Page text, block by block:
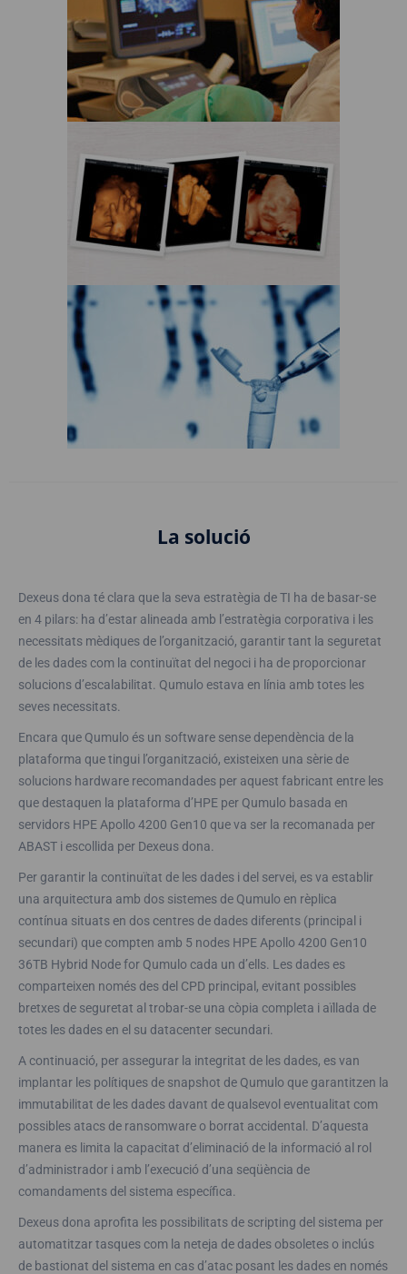
La solució
Dexeus dona té clara que la seva estratègia de TI ha de basar-se
en 4 pilars: ha d’estar alineada amb l’estratègia corporativa i les
necessitats mèdiques de l’organització, garantir tant la seguretat
de les dades com la continuïtat del negoci i ha de proporcionar
solucions d’escalabilitat. Qumulo estava en línia amb totes les
seves necessitats.
Encara que Qumulo és un software sense dependència de la
plataforma que tingui l’organització, existeixen una sèrie de
solucions hardware recomandades per aquest fabricant entre les
que destaquen la plataforma d’HPE per Qumulo basada en
servidors HPE Apollo 4200 Gen10 que va ser la recomanada per
ABAST i escollida per Dexeus dona.
Per garantir la continuïtat de les dades i del servei, es va establir
una arquitectura amb dos sistemes de Qumulo en rèplica
contínua situats en dos centres de dades diferents (principal i
secundari) que compten amb 5 nodes HPE Apollo 4200 Gen10
36TB Hybrid Node for Qumulo cada un d’ells. Les dades es
comparteixen només des del CPD principal, evitant possibles
bretxes de seguretat al trobar-se una còpia completa i aïllada de
totes les dades en el su datacenter secundari.
A continuació, per assegurar la integritat de les dades, es van
implantar les polítiques de snapshot de Qumulo que garantitzen la
immutabilitat de les dades davant de qualsevol eventualitat com
possibles atacs de ransomware o borrat accidental. D’aquesta
manera es limita la capacitat d’eliminació de la informació al rol
d’administrador i amb l’execució d’una seqüència de
comandaments del sistema específica.
Dexeus dona aprofita les possibilitats de scripting del sistema per
automatitzar tasques com la neteja de dades obsoletes o inclús
de bastionat del sistema en cas d’atac posant les dades en només